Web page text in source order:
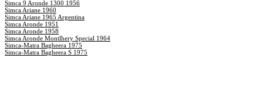
Simca 9 Aronde 1300 1956
Simca Ariane 1960
Simca Ariane 1965 Argentina
Simca Aronde 1951
Simca Aronde 1958
Simca Aronde Montlhery Special 1964
Simca-Matra Bagheera 1975
Simca-Matra Bagheera S 1975